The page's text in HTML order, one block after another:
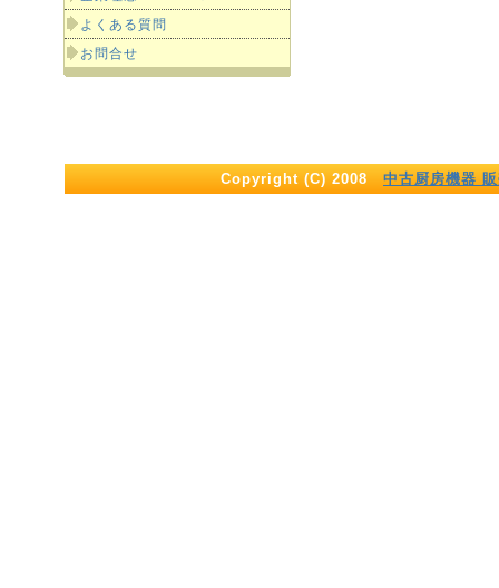
よくある質問
お問合せ
Copyright (C) 2008 中古厨房機器